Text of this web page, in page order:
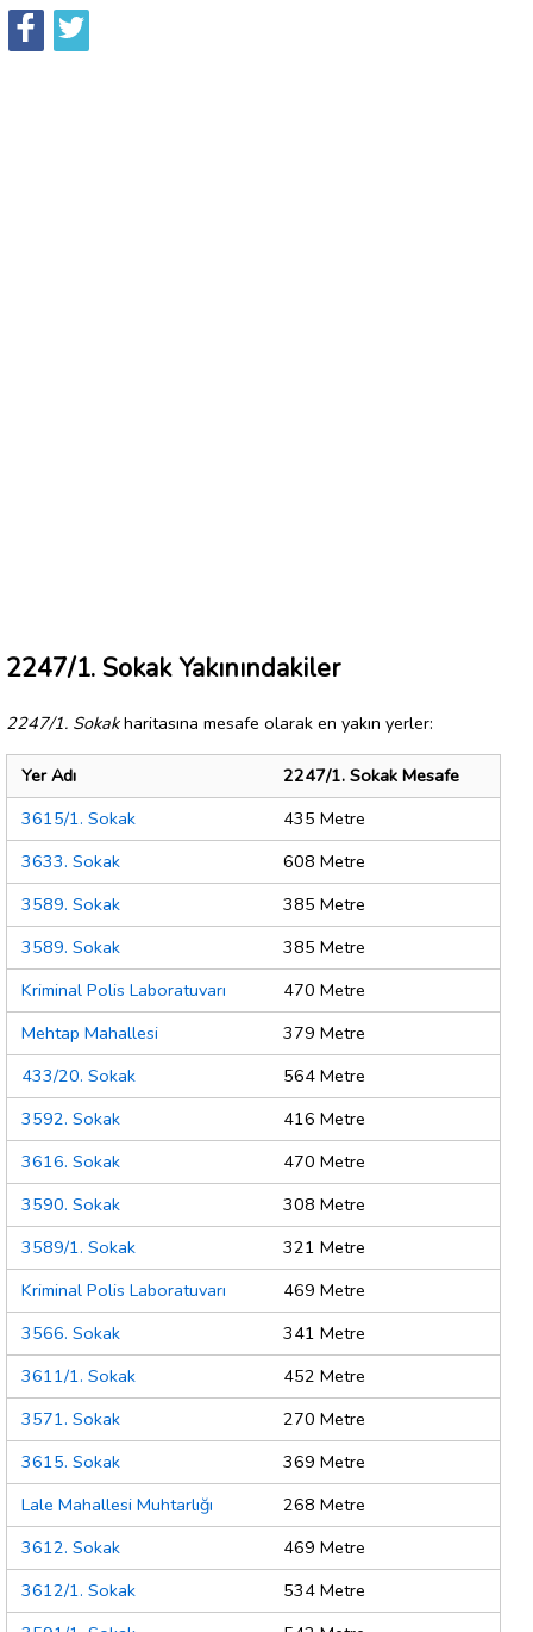
2247/1. Sokak Yakınındakiler
2247/1. Sokakharitasına mesafe olarak en yakın yerler:
Yer Adı
2247/1. Sokak Mesafe
3615/1. Sokak
435 Metre
3633. Sokak
608 Metre
3589. Sokak
385 Metre
3589. Sokak
385 Metre
Kriminal Polis Laboratuvarı
470 Metre
Mehtap Mahallesi
379 Metre
433/20. Sokak
564 Metre
3592. Sokak
416 Metre
3616. Sokak
470 Metre
3590. Sokak
308 Metre
3589/1. Sokak
321 Metre
Kriminal Polis Laboratuvarı
469 Metre
3566. Sokak
341 Metre
3611/1. Sokak
452 Metre
3571. Sokak
270 Metre
3615. Sokak
369 Metre
Lale Mahallesi Muhtarlığı
268 Metre
3612. Sokak
469 Metre
3612/1. Sokak
534 Metre